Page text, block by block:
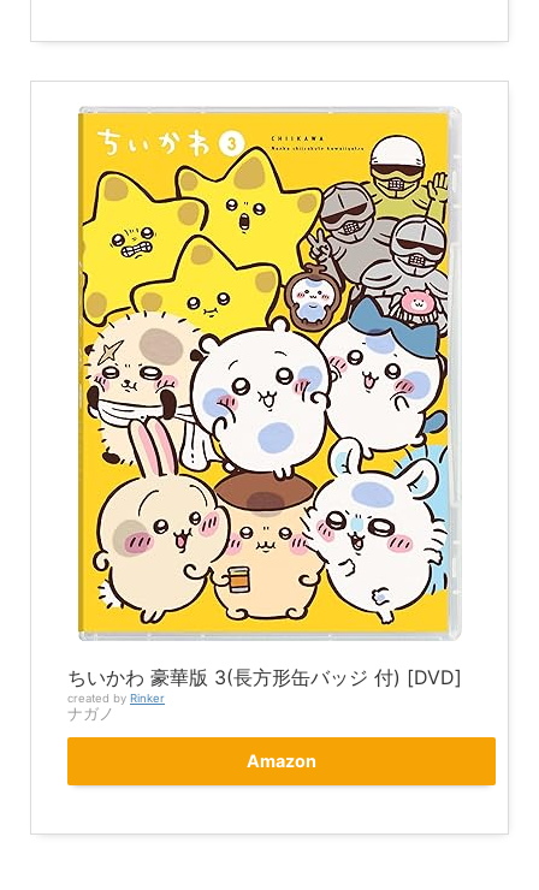
ちいかわ 豪華版 3(長方形缶バッジ 付) [DVD]
created by Rinker
ナガノ
Amazon